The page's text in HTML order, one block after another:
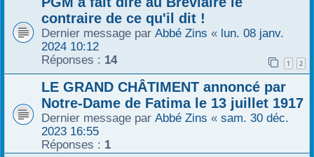
contraire de ce qu'il dit !
Dernier message par Abbé Zins « lun. 08 janv.
2024 10:12
Réponses : 14 1 2
LE GRAND CHÂTIMENT annoncé par
Notre-Dame de Fatima le 13 juillet 1917
Dernier message par Abbé Zins « sam. 30 déc.
2023 16:55
Réponses : 1